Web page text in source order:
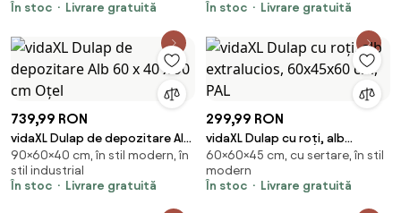
În stoc
Livrare gratuită
În stoc
Livrare gratuită
739,99 RON
vidaXL Dulap de depozitare Alb
60 x 40 x 90 cm Oțel
90×60×40 cm, în stil modern, în
stil industrial
În stoc
Livrare gratuită
299,99 RON
vidaXL Dulap cu roți, alb
extralucios, 60x45x60 cm, PAL
60×60×45 cm, cu sertare, în stil
modern
În stoc
Livrare gratuită